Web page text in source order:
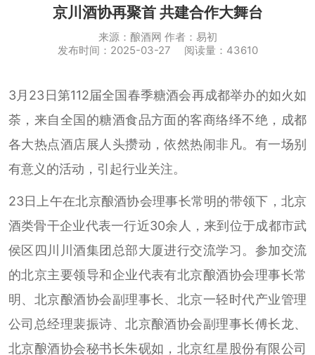
京川酒协再聚首 共建合作大舞台
来源：酿酒网 作者：易初
发布时间：2025-03-27 阅读量：43610
3月23日第112届全国春季糖酒会再成都举办的如火如
荼，来自全国的糖酒食品方面的客商络绎不绝，成都
各大热点酒店展人头攒动，依然热闹非凡。有一场别
有意义的活动，引起行业关注。
23日上午在北京酿酒协会理事长常明的带领下，北京
酒类骨干企业代表一行近30余人，来到位于成都市武
侯区四川川酒集团总部大厦进行交流学习。参加交流
的北京主要领导和企业代表有北京酿酒协会理事长常
明、北京酿酒协会副理事长、北京一轻时代产业管理
公司总经理裴振诗、北京酿酒协会副理事长傅长龙、
北京酿酒协会秘书长朱砚如，北京红星股份有限公司